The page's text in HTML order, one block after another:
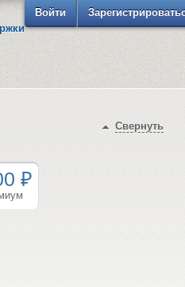
Войти
Свернуть
₽